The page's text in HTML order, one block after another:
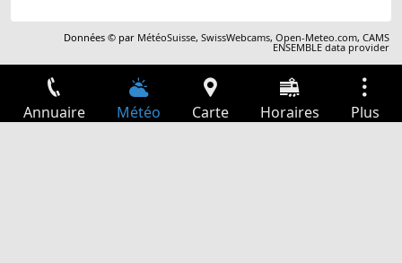
Données © par MétéoSuisse,SwissWebcams,Open-Meteo.com,CAMS
ENSEMBLE data provider
Annuaire Météo Carte Horaires Plus